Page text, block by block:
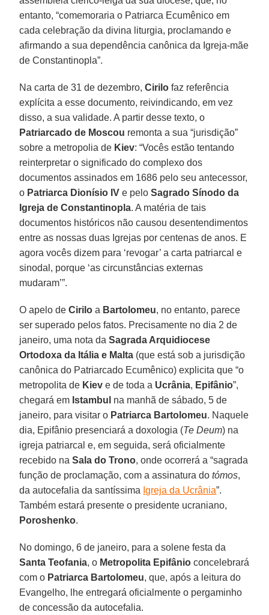
entanto, “comemoraria o Patriarca Ecumênico em
cada celebração da divina liturgia, proclamando e
afirmando a sua dependência canônica da Igreja-mãe
de Constantinopla”.
Na carta de 31 de dezembro,Cirilo faz referência
explícita a esse documento, reivindicando, em vez
disso, a sua validade. A partir desse texto, o
Patriarcado de Moscou remonta a sua “jurisdição”
sobre a metropolia de Kiev: “Vocês estão tentando
reinterpretar o significado do complexo dos
documentos assinados em 1686 pelo seu antecessor,
o Patriarca Dionísio IV e peloSagrado Sínodo da
Igreja de Constantinopla. A matéria de tais
documentos históricos não causou desentendimentos
entre as nossas duas Igrejas por centenas de anos. E
agora vocês dizem para ‘revogar’ a carta patriarcal e
sinodal, porque ‘as circunstâncias externas
mudaram’”.
O apelo deCirilo a Bartolomeu, no entanto, parece
ser superado pelos fatos. Precisamente no dia 2 de
janeiro, uma nota daSagrada Arquidiocese
Ortodoxa da Itália e Malta (que está sob a jurisdição
canônica do Patriarcado Ecumênico) explicita que “o
metropolita de Kiev e de toda a Ucrânia, Epifânio”,
chegará em Istambul na manhã de sábado, 5 de
janeiro, para visitar o Patriarca Bartolomeu. Naquele
dia, Epifânio presenciará a doxologia (Te Deum) na
igreja patriarcal e, em seguida, será oficialmente
recebido naSala do Trono, onde ocorrerá a “sagrada
função de proclamação, com a assinatura dotómos,
da autocefalia da santíssima Igreja da Ucrânia”.
Também estará presente o presidente ucraniano,
Poroshenko.
No domingo, 6 de janeiro, para a solene festa da
Santa Teofania, o Metropolita Epifânio concelebrará
com o Patriarca Bartolomeu, que, após a leitura do
Evangelho, lhe entregará oficialmente o pergaminho
de concessão da autocefalia.